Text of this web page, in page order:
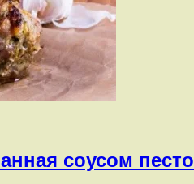
соусом песто